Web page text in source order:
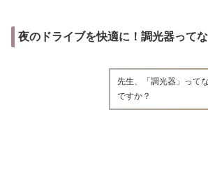
夜のドライブを快適に！調光器って
先生、「調光器」って
ですか？